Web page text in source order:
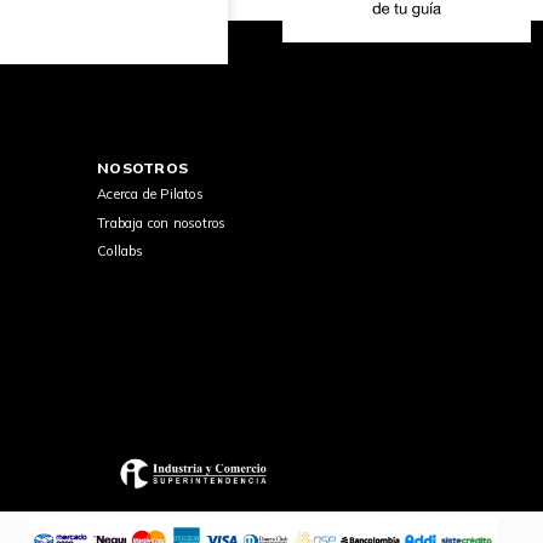
NOSOTROS
Acerca de Pilatos
Trabaja con nosotros
Collabs